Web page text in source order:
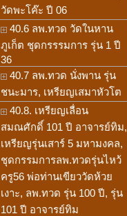
วัดพะโค๊ะ ปี 06
40.6 ลพ.ทวด วัดในหาน
ภูเก็ต ชุดกรรรมการ รุ่น 1 ปี
36
40.7 ลพ.ทวด นั่งพาน รุ่น
ชนะมาร, เหรียญเสมาหัวโต
40.8. เหรียญเลื่อน
สมณศักดิ์ 101 ปี อาจารย์ทิม,
เหรียญรุ่นเสาร์ 5 มหามงคล,
ชุดกรรมการลพ.ทวดรุ่นไหว้
ครู56 พ่อท่านเขียววัดห้วย
เงาะ, ลพ.ทวด รุ่น 100 ปี, รุ่น
101 ปี อาจารย์ทิม